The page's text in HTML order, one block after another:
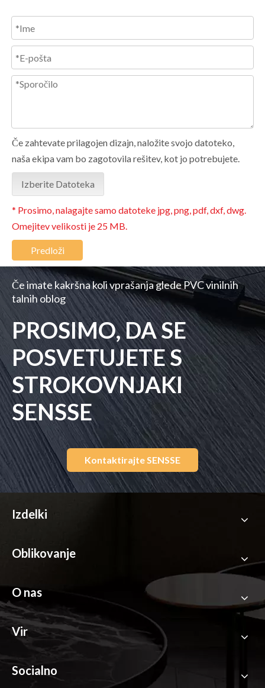
Če zahtevate prilagojen dizajn, naložite svojo datoteko,
naša ekipa vam bo zagotovila rešitev, kot jo potrebujete.
Izberite Datoteka
* Prosimo, nalagajte samo datoteke jpg, png, pdf, dxf, dwg.
Omejitev velikosti je 25 MB.
Predloži
Če imate kakršna koli vprašanja glede PVC vinilnih
talnih oblog
PROSIMO, DA SE
POSVETUJETE S
STROKOVNJAKI
SENSSE
Kontaktirajte SENSSE
Izdelki
Oblikovanje
O nas
Vir
Socialno